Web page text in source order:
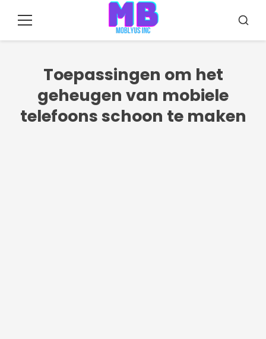
paraMenu
Toepassingen om het
geheugen van mobiele
telefoons schoon te maken